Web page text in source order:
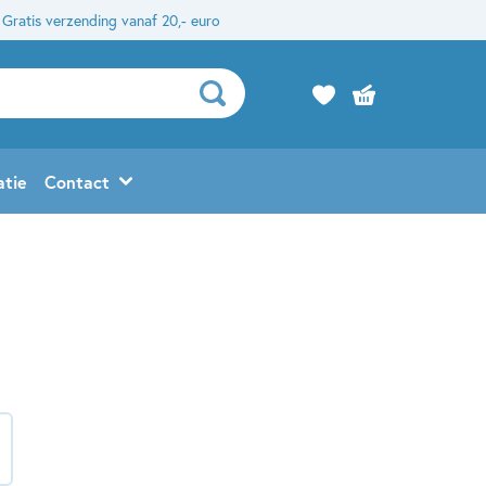
Gratis verzending vanaf 20,- euro
Contact